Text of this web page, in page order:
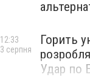
Горить
Удар по
12:33
3 серпня